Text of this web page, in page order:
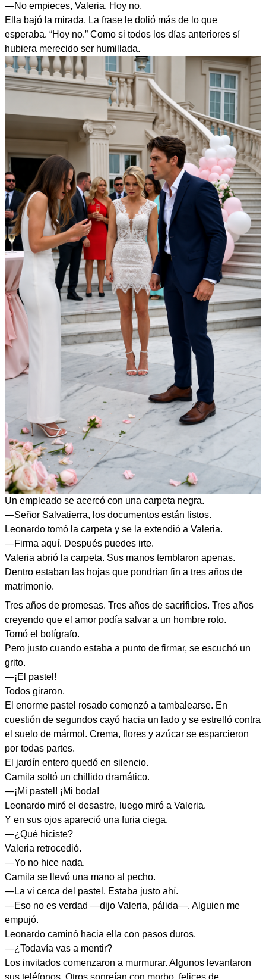
—No empieces, Valeria. Hoy no.
Ella bajó la mirada. La frase le dolió más de lo que
esperaba. “Hoy no.” Como si todos los días anteriores sí
hubiera merecido ser humillada.
Un empleado se acercó con una carpeta negra.
—Señor Salvatierra, los documentos están listos.
Leonardo tomó la carpeta y se la extendió a Valeria.
—Firma aquí. Después puedes irte.
Valeria abrió la carpeta. Sus manos temblaron apenas.
Dentro estaban las hojas que pondrían fin a tres años de
matrimonio.
Tres años de promesas. Tres años de sacrificios. Tres años
creyendo que el amor podía salvar a un hombre roto.
Tomó el bolígrafo.
Pero justo cuando estaba a punto de firmar, se escuchó un
grito.
—¡El pastel!
Todos giraron.
El enorme pastel rosado comenzó a tambalearse. En
cuestión de segundos cayó hacia un lado y se estrelló contra
el suelo de mármol. Crema, flores y azúcar se esparcieron
por todas partes.
El jardín entero quedó en silencio.
Camila soltó un chillido dramático.
—¡Mi pastel! ¡Mi boda!
Leonardo miró el desastre, luego miró a Valeria.
Y en sus ojos apareció una furia ciega.
—¿Qué hiciste?
Valeria retrocedió.
—Yo no hice nada.
Camila se llevó una mano al pecho.
—La vi cerca del pastel. Estaba justo ahí.
—Eso no es verdad —dijo Valeria, pálida—. Alguien me
empujó.
Leonardo caminó hacia ella con pasos duros.
—¿Todavía vas a mentir?
Los invitados comenzaron a murmurar. Algunos levantaron